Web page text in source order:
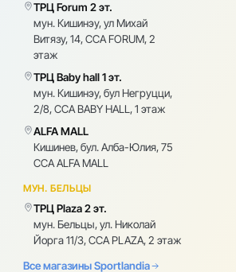
ТРЦ Forum 2 эт.
мун. Кишинэу, ул Михай
Витязу, 14, CCA FORUM, 2
этаж
ТРЦ Baby hall 1 эт.
мун. Кишинэу, бул Негруцци,
2/8, CCA BABY HALL, 1 этаж
ALFA MALL
Кишинев, бул. Алба-Юлия, 75
CCA ALFA MALL
МУН. БЕЛЬЦЫ
ТРЦ Plaza 2 эт.
мун. Бельцы, ул. Николай
Йорга 11/3, CCA PLAZA, 2 этаж
Все магазины Sportlandia